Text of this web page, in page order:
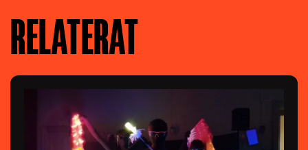
RELATERAT